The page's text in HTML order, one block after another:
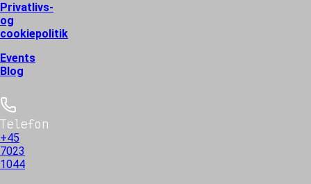
Privatlivs-
og
cookiepolitik
Events
Blog
Telefon
+45
7023
1044